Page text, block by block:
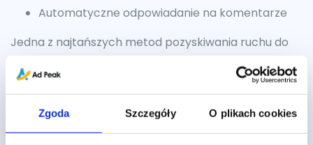
Zgoda Szczegóły O plikach cookies
Automatyczne odpowiadanie na komentarze
Jedna z najtańszych metod pozyskiwania ruchu do
zasięgu organicznego na skutek umieszczenia
komentarza przez użytkownika, a także budowanie
bazy osób w chatbocie. By uruchomić tę funkcję
można np. skorzystać z darmowej aplikacjiChatfuel.